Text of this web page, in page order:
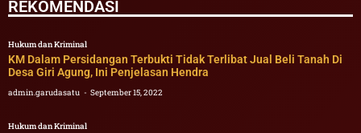
REKOMENDASI
Hukum dan Kriminal
KM Dalam Persidangan Terbukti Tidak Terlibat Jual Beli Tanah Di
Desa Giri Agung, Ini Penjelasan Hendra
admin.garudasatu September 15, 2022
Hukum dan Kriminal